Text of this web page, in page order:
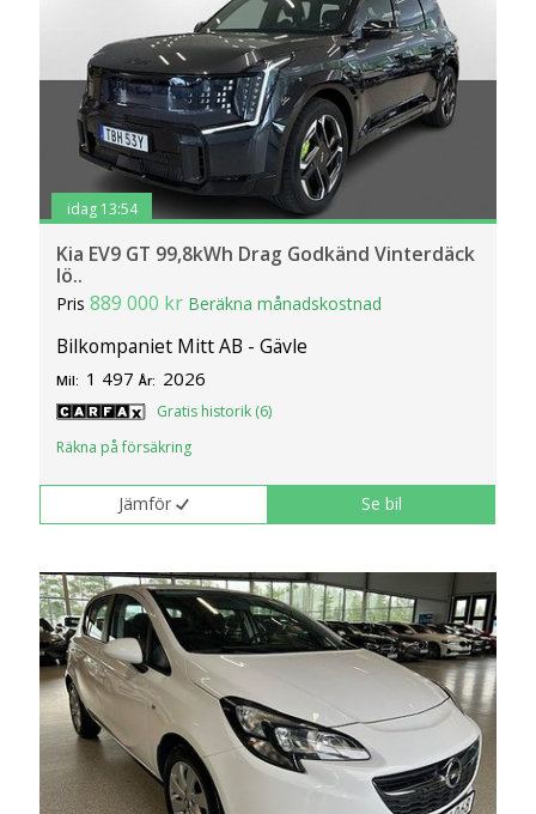
idag 13:54
Kia EV9 GT 99,8kWh Drag Godkänd Vinterdäck
lö..
Pris889 000 kr Beräkna månadskostnad
Bilkompaniet Mitt AB - Gävle
Mil: 1 497 År: 2026
Gratis historik (6)
Räkna på försäkring
Jämför Se bil